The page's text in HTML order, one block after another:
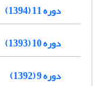
دوره 11 (1394)
دوره 10 (1393)
دوره 9 (1392)